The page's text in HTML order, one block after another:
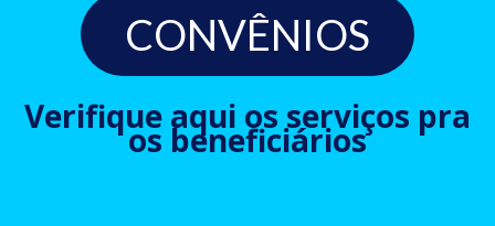
CONVÊNIOS
Verifique aqui os serviços pra
os beneficiários